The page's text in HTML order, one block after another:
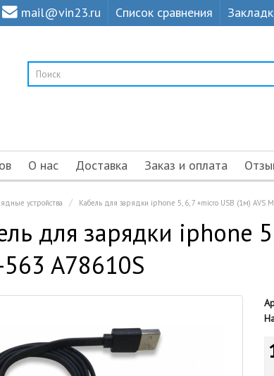
mail@vin23.ru Список сравнения
О нас Доставка Заказ и оплата
устройства Кабель для зарядки iphone 5, 6, 7 +micro USB (1м) AVS
для зарядки iphone
A78610S